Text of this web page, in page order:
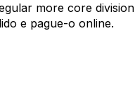
more core division
e pague-o online.